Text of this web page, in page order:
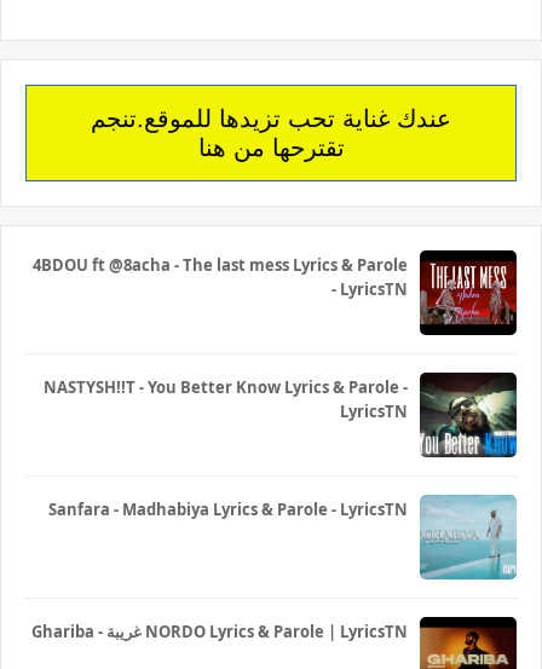
عندك غناية تحب تزيدها للموقع.تنجم
تقترحها من هنا
4BDOU ft ‪@8acha‬ - The last mess Lyrics & Parole
- LyricsTN
NASTYSH!!T - You Better Know Lyrics & Parole -
LyricsTN
Sanfara - Madhabiya Lyrics & Parole - LyricsTN
Ghariba - غريبة NORDO Lyrics & Parole | LyricsTN